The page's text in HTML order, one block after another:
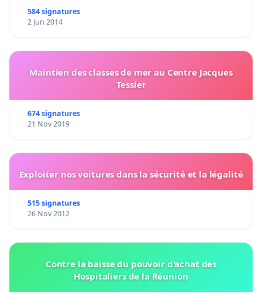
584 signatures
2 Jun 2014
Maintien des classes de mer au Centre Jacques
Tessier
674 signatures
21 Nov 2019
Exploiter nos voitures dans la sécurité et la légalité
515 signatures
26 Nov 2012
Contre la baisse du pouvoir d'achat des
Hospitaliers de la Réunion